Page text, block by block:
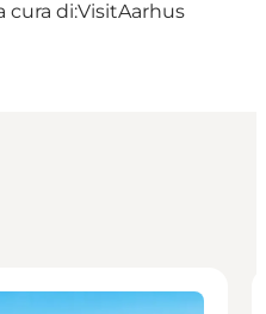
cura di:VisitAarhus